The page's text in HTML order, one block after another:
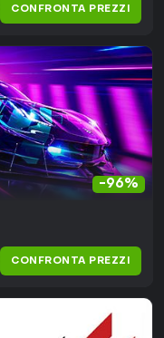
CONFRONTA PREZZI
-96%
CONFRONTA PREZZI